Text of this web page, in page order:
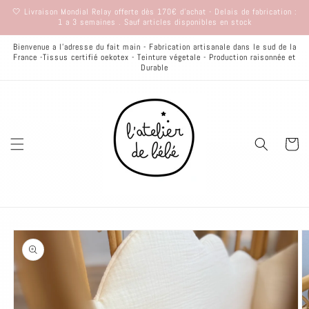
passer
🤍 Livraison Mondial Relay offerte dès 170€ d'achat - Delais de fabrication :
1 a 3 semaines . Sauf articles disponibles en stock
Bienvenue a l'adresse du fait main - Fabrication artisanale dans le sud de la
France -Tissus certifié oekotex - Teinture végetale - Production raisonnée et
Durable
Panier
Passer aux
informations
produits